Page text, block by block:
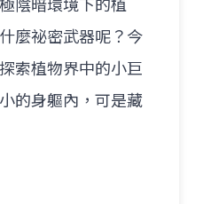
陰暗環境下的植
麼祕密武器呢？今
索植物界中的小巨
的身軀內，可是藏